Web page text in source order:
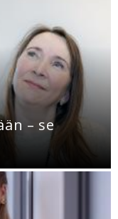
– se